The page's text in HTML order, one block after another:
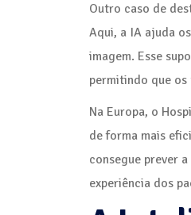
Outro caso de
Aqui, a IA ajuda
imagem. Esse
permitindo que
Na Europa, o
de forma mais
consegue prever
experiência dos